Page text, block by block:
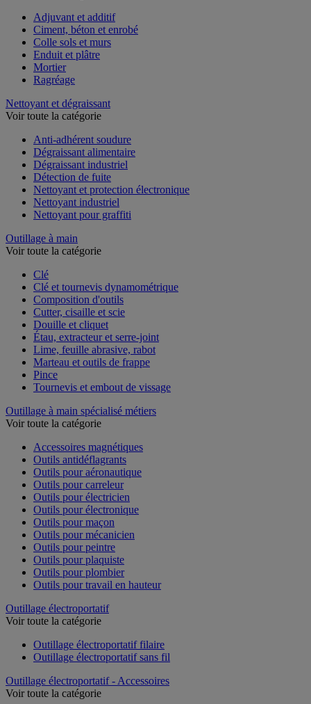
Adjuvant et additif
Ciment, béton et enrobé
Colle sols et murs
Enduit et plâtre
Mortier
Ragréage
Nettoyant et dégraissant
Voir toute la catégorie
Anti-adhérent soudure
Dégraissant alimentaire
Dégraissant industriel
Détection de fuite
Nettoyant et protection électronique
Nettoyant industriel
Nettoyant pour graffiti
Outillage à main
Voir toute la catégorie
Clé
Clé et tournevis dynamométrique
Composition d'outils
Cutter, cisaille et scie
Douille et cliquet
Étau, extracteur et serre-joint
Lime, feuille abrasive, rabot
Marteau et outils de frappe
Pince
Tournevis et embout de vissage
Outillage à main spécialisé métiers
Voir toute la catégorie
Accessoires magnétiques
Outils antidéflagrants
Outils pour aéronautique
Outils pour carreleur
Outils pour électricien
Outils pour électronique
Outils pour maçon
Outils pour mécanicien
Outils pour peintre
Outils pour plaquiste
Outils pour plombier
Outils pour travail en hauteur
Outillage électroportatif
Voir toute la catégorie
Outillage électroportatif filaire
Outillage électroportatif sans fil
Outillage électroportatif - Accessoires
Voir toute la catégorie